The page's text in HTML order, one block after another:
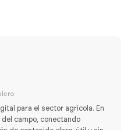
para el sector agrícola. En
del campo, conectando